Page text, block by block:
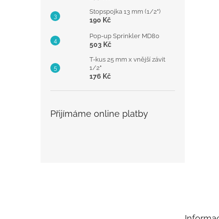
Stopspojka 13 mm (1/2")
190 Kč
Pop-up Sprinkler MD80
503 Kč
T-kus 25 mm x vnější závit
1/2"
176 Kč
Přijímáme online platby